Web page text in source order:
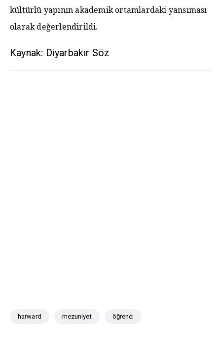
kültürlü yapının akademik ortamlardaki yansıması
olarak değerlendirildi.
Kaynak: Diyarbakır Söz
harward mezuniyet öğrenci